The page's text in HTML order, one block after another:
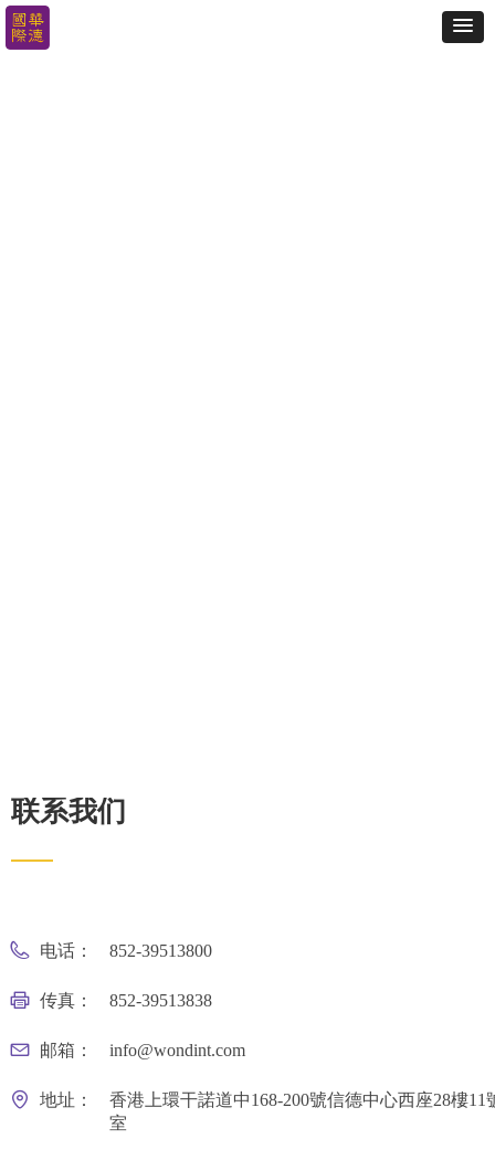
电话： 852-39513800
传真： 852-39513838
邮箱： info@wondint.com
地址：
香港上環干諾道中168-200號信德中心西座28樓11
室
联系我们